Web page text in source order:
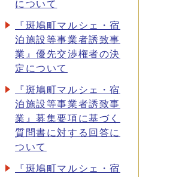
について
『斑鳩町マルシェ・宿
泊施設等事業者誘致事
業』優先交渉権者の決
定について
『斑鳩町マルシェ・宿
泊施設等事業者誘致事
業』募集要項に基づく
質問書に対する回答に
ついて
『斑鳩町マルシェ・宿